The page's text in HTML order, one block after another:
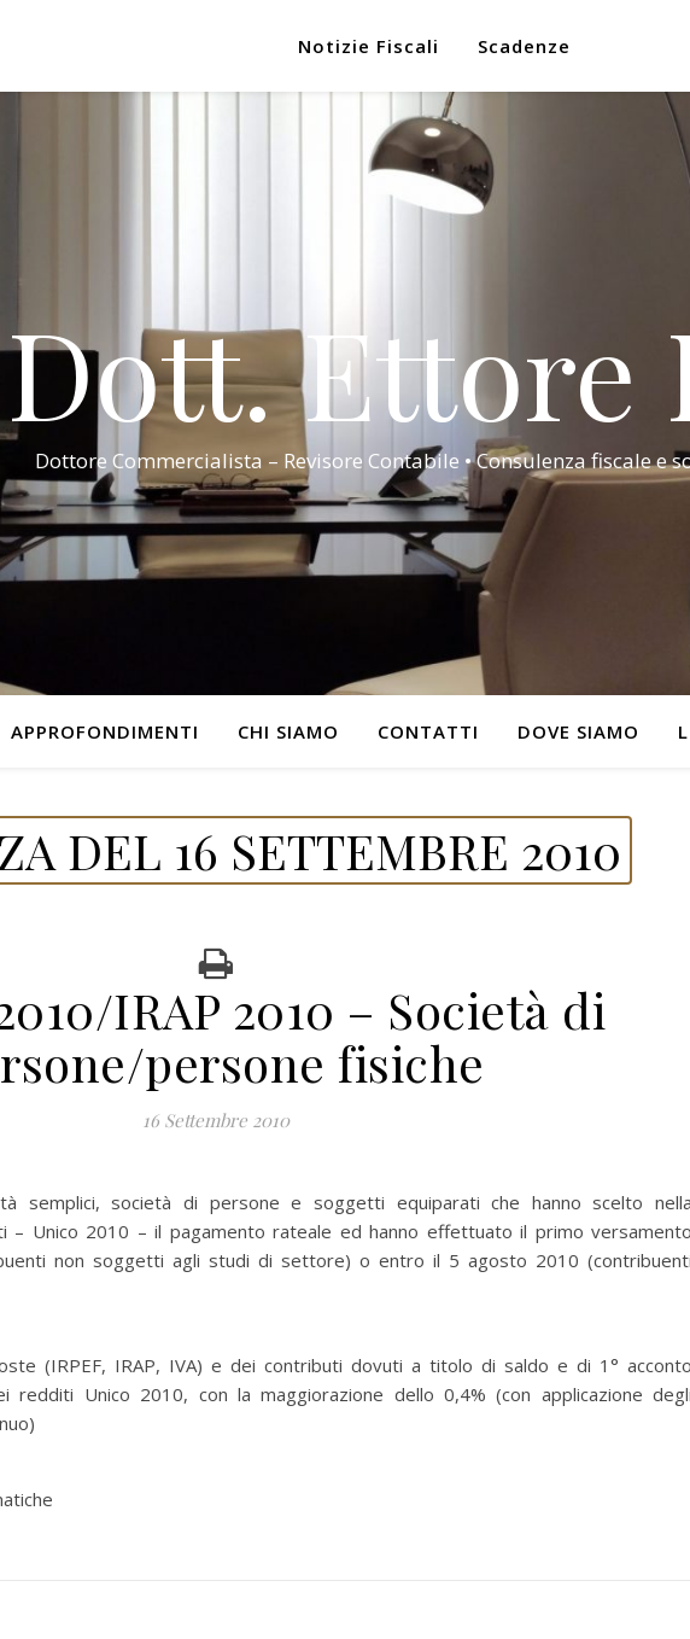
Notizie Fiscali Scadenze
Ettore
Dottore Commercialista – Revisore Contabile • Consulenza fiscale e
APPROFONDIMENTI CHI SIAMO CONTATTI DOVE SIAMO
DEL 16 SETTEMBRE 2010
IRAP 2010 – Società di
persone fisiche
16 Settembre 2010
semplici, società di persone e soggetti equiparati che hanno scelto nella
– Unico 2010 – il pagamento rateale ed hanno effettuato il primo versamento
non soggetti agli studi di settore) o entro il 5 agosto 2010 (contribuenti
(IRPEF, IRAP, IVA) e dei contributi dovuti a titolo di saldo e di 1° acconto
redditi Unico 2010, con la maggiorazione dello 0,4% (con applicazione degli